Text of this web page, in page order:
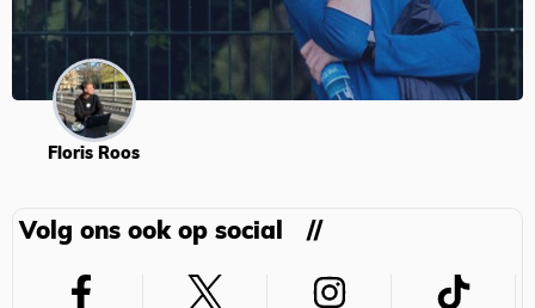
Floris Roos
Volg ons ook op social